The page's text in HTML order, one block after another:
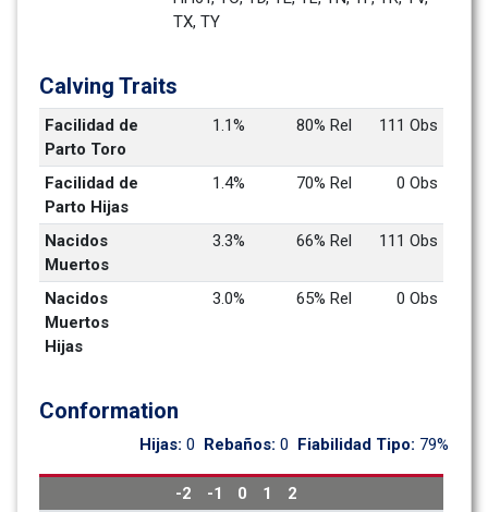
TX, TY
Calving Traits
Facilidad de
Parto Toro
1.1% 80% Rel 111 Obs
Facilidad de
Parto Hijas
1.4% 70% Rel 0 Obs
Nacidos
Muertos
3.3% 66% Rel 111 Obs
Nacidos
Muertos
Hijas
3.0% 65% Rel 0 Obs
Conformation
Hijas: 0 Rebaños: 0 Fiabilidad Tipo: 79%
-2 -1 0 1
2